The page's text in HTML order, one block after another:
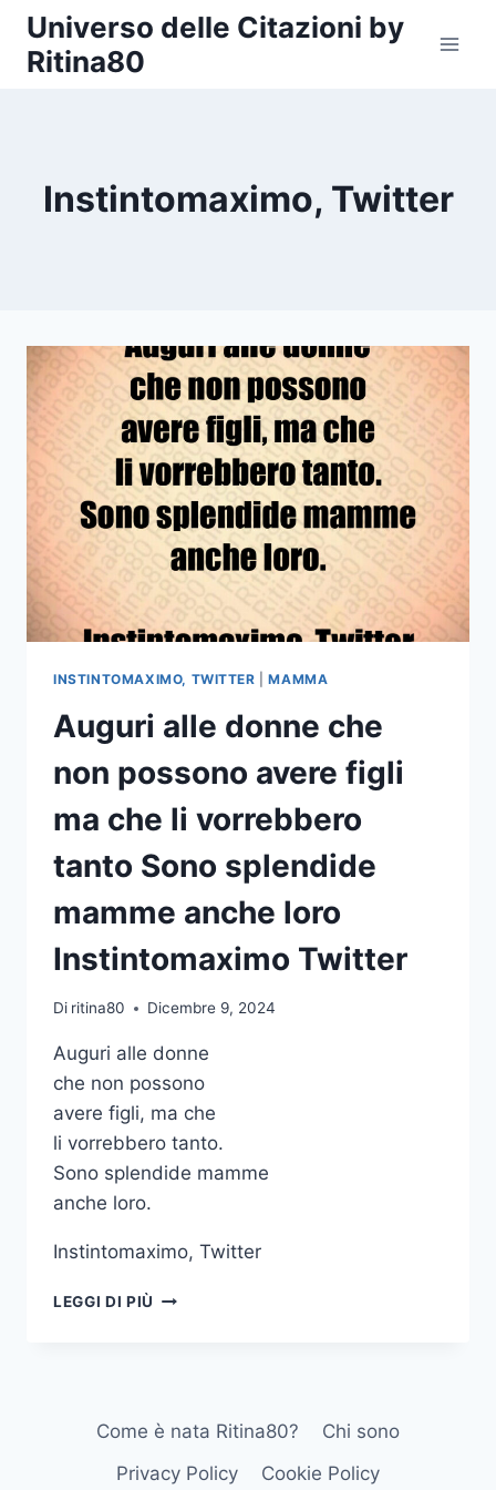
Salta
contenuto
Universo delle Citazioni by
Ritina80
Instintomaximo, Twitter
INSTINTOMAXIMO, TWITTER |MAMMA
Auguri alle donne che
non possono avere figli
ma che li vorrebbero
tanto Sono splendide
mamme anche loro
Instintomaximo Twitter
Di ritina80 Dicembre 9, 2024
Auguri alle donne
che non possono
avere figli, ma che
li vorrebbero tanto.
Sono splendide mamme
anche loro.
Instintomaximo, Twitter
LEGGI DI PIÙ AUGURI
AVERE
MA
Come è nata Ritina80?
Chi sono
Privacy Policy
Cookie Policy